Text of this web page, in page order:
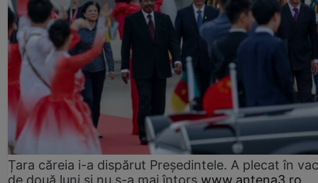
Țara căreia i-a dispărut Președintele. A plecat în
de două luni și nu s-a mai întors www.antena3.ro